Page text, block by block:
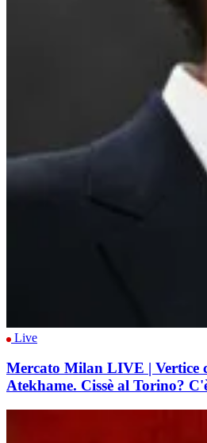
Live
Mercato Milan LIVE | Vertice
Atekhame. Cissè al Torino?